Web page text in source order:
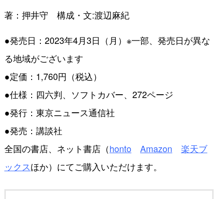
著：押井守 構成・文:渡辺麻紀
●発売日：2023年4月3日（月）※一部、発売日が異な
る地域がございます
●定価：1,760円（税込）
●仕様：四六判、ソフトカバー、272ページ
●発行：東京ニュース通信社
●発売：講談社
全国の書店、ネット書店（honto Amazon
楽天ブ
ックスほか）にてご購入いただけます。